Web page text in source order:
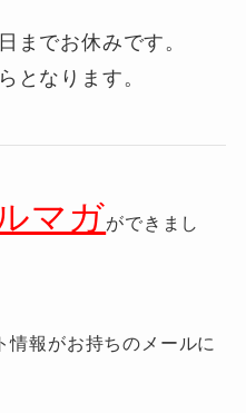
までお休みです。
となります。
マガができまし
情報がお持ちのメールに